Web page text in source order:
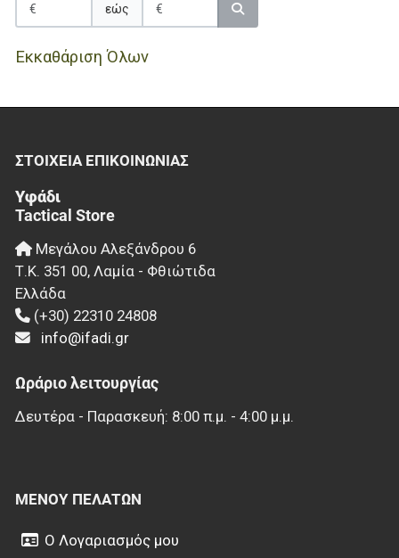
εώς
Εκκαθάριση Όλων
ΣΤΟΙΧΕΊΑ EΠΙΚΟΙΝΩΝΊΑΣ
Υφάδι
Tactical Store
Μεγάλου Αλεξάνδρου 6
Τ.Κ. 351 00, Λαμία - Φθιώτιδα
Ελλάδα
(+30) 22310 24808
info@ifadi.gr
Ωράριο λειτουργίας
Δευτέρα - Παρασκευή: 8:00 π.μ. - 4:00 μ.μ.
ΜΕΝΟΎ ΠΕΛΑΤΏΝ
Ο Λογαριασμός μου